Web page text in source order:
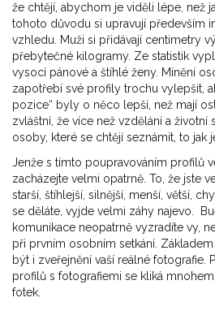
že chtějí, abychom je viděli lépe, než
tohoto důvodu si upravují především
vzhledu. Muži si přidávají centimetry
přebytečné kilogramy. Ze statistik
vysocí pánové a štíhlé ženy. Mínění
zapotřebí své profily trochu vylepšit,
pozice“ byly o něco lepší, než mají
zvláštní, že více než vzdělání a životní
osoby, které se chtějí seznámit, to jak
Jenže s tímto poupravováním profilů
zacházejte velmi opatrně. To, že jste
starší, štíhlejší, silnější, menší, větší,
se děláte, vyjde velmi záhy najevo.
komunikace neopatrně vyzradíte vy,
při prvním osobním setkání.
být i zveřejnění vaší reálné fotografie.
profilů s fotografiemi se kliká
fotek.